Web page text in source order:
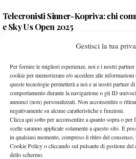
Gestisci la tua
Per fornire le migliori esperienze, noi e i nostri
cookie per memorizzare e/o accedere alle
queste tecnologie permetterà a noi e ai nostri partner
comportamento durante la navigazione o gli ID
annunci (non) personalizzati. Non acconsentire o
negativamente su alcune caratteristiche e funzioni.
Clicca qui sotto per acconsentire a quanto sopra o per
scelte saranno applicate solamente a questo sito. È
in qualsiasi momento, compreso il ritiro del
Cookie Policy o cliccando sul pulsante di gestione del
dello schermo.
Telecronisti Sinner-Kopriva: chi
e Sky Us Open 2025
Quando si gioca Bellucci-Alcaraz?
turno Us Open 2025
26 Agosto 2025
Redazione
Telecronisti Us Open su
Cocciaretto, Bellucci e il derby
25 Agosto 2025